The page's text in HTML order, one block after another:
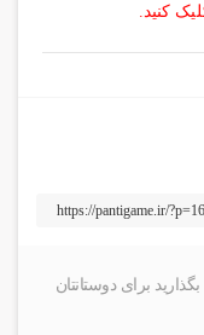
کنید.
برای دوستانتان